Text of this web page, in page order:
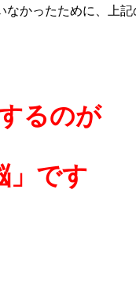
かったために、上
るのが
」です